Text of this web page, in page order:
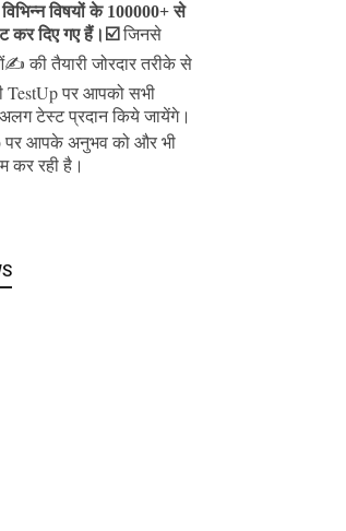
विषयों के 100000+ से
कर दिए गए हैं। ☑️ जिनसे
की तैयारी जोरदार तरीके से
TestUp पर आपको सभी
टेस्ट प्रदान किये जायेंगे।
पर आपके अनुभव को और भी
कर रही है।